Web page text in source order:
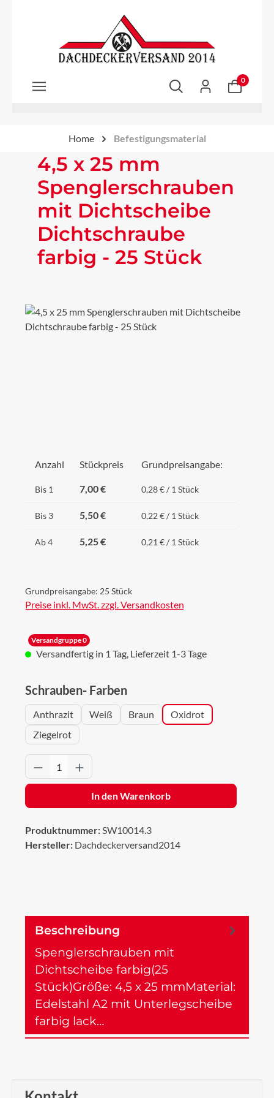
Zum Hauptinhalt springen
0
Home Befestigungsmaterial
4,5 x 25 mm
Spenglerschrauben
mit Dichtscheibe
Dichtschraube
farbig - 25 Stück
Bildergalerie überspringen
Anzahl Stückpreis Grundpreisangabe:
Bis 1 7,00 € 0,28 € / 1 Stück
Bis 3 5,50 € 0,22 € / 1 Stück
Ab4 5,25 € 0,21 € / 1 Stück
Grundpreisangabe: 25 Stück
Preise inkl. MwSt. zzgl. Versandkosten
Versandgruppe 0
Versandfertig in 1 Tag, Lieferzeit 1-3 Tage
Schrauben- Farbenauswählen
Anthrazit Weiß Braun
Oxidrot
Ziegelrot
Produkt Anzahl: Gib den gewünschten
In den Warenkorb
Produktnummer:SW10014.3
Hersteller: Dachdeckerversand2014
Beschreibung
Spenglerschrauben mit
Dichtscheibe farbig(25
Stück)Größe: 4,5 x 25 mmMaterial:
Edelstahl A2 mit Unterlegscheibe
farbig lack…